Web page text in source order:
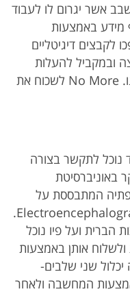
אשר יגרום לו לעבוד
מידע באמצעות
לקבצים דיגיטליים
ובמקביל להעלות
קבצי זיכרון של אחרים לתודעה שלנו. No More לשכוח את
לתקשר בצורה
באוניברסיטת
המתבססת על
פענוח פעילות חשמלית במוח- Electroencephalograph.
ועל פיו נוכל
ולשלוח אותן באמצעות
שני שלבים-
המחשבה ולאחר